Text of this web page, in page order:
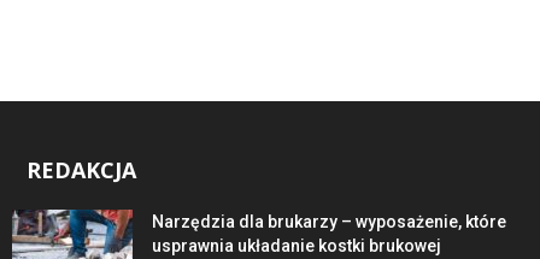
REDAKCJA
Narzędzia dla brukarzy – wyposażenie, które
usprawnia układanie kostki brukowej